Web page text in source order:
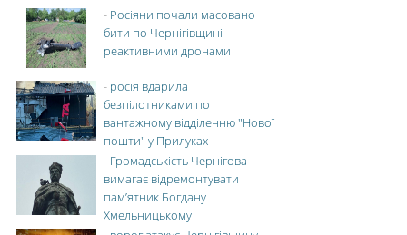
- Росіяни почали масовано
бити по Чернігівщині
реактивними дронами
- росія вдарила
безпілотниками по
вантажному відділенню "Нової
пошти" у Прилуках
- Громадськість Чернігова
вимагає відремонтувати
пам’ятник Богдану
Хмельницькому